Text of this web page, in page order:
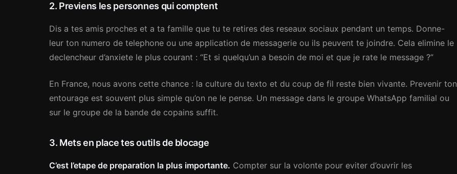
2. Previens les personnes qui comptent
Dis a tes amis proches et a ta famille que tu te retires des reseaux sociaux pendant un temps. Donne-
leur ton numero de telephone ou une application de messagerie ou ils peuvent te joindre. Cela elimine le
declencheur d’anxiete le plus courant : “Et si quelqu’un a besoin de moi et que je rate le message ?”
En France, nous avons cette chance : la culture du texto et du coup de fil reste bien vivante. Prevenir ton
entourage est souvent plus simple qu’on ne le pense. Un message dans le groupe WhatsApp familial ou
sur le groupe de la bande de copains suffit.
3. Mets en place tes outils de blocage
C’est l’etape de preparation la plus importante. Compter sur la volonte pour eviter d’ouvrir les